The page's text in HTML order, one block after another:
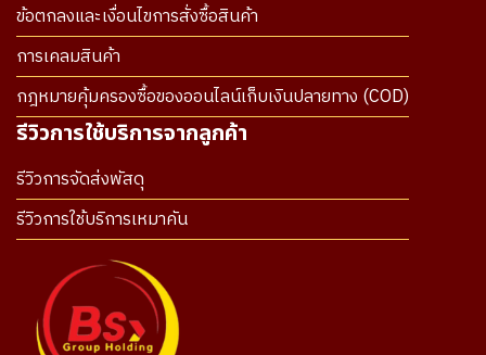
ข้อตกลงและเงื่อนไขการสั่งซื้อสินค้า
การเคลมสินค้า
กฎหมายคุ้มครองซื้อของออนไลน์เก็บเงินปลายทาง (COD)
รีวิวการใช้บริการจากลูกค้า
รีวิวการจัดส่งพัสดุ
รีวิวการใช้บริการเหมาคัน